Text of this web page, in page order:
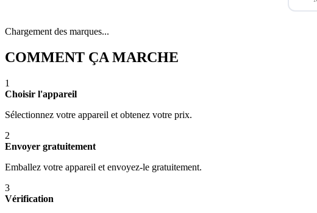
Chargement des marques...
COMMENT ÇA MARCHE
1
Choisir l'appareil
Sélectionnez votre appareil et obtenez votre prix.
2
Envoyer gratuitement
Emballez votre appareil et envoyez-le gratuitement.
3
Vérification